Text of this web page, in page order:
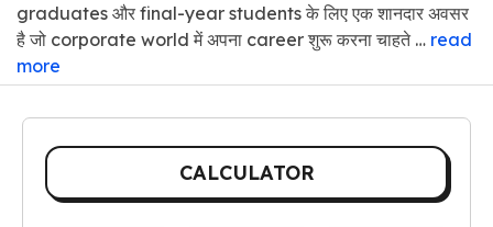
graduates और final-year students के लिए एक शानदार अवसर
है जो corporate world में अपना career शुरू करना चाहते … read
more
CALCULATOR